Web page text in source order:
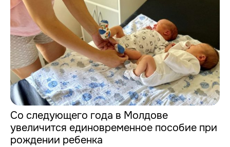
Со следующего года в Молдове
увеличится единовременное пособие при
рождении ребенка